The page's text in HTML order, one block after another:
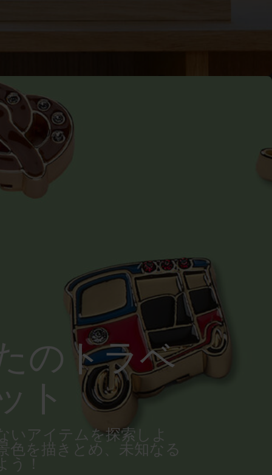
のトラベ
ト
いアイテムを探索しよ
色を描きとめ、未知なる
う！